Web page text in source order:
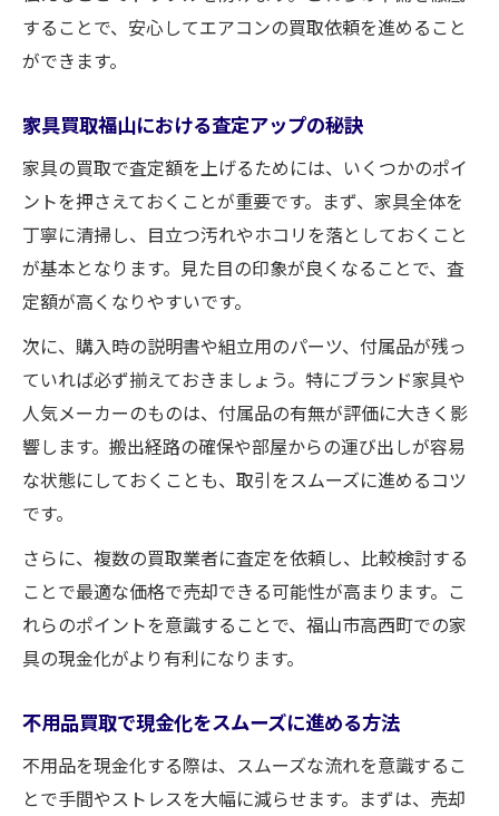
することで、安心してエアコンの買取依頼を進めること
ができます。
家具買取福山における査定アップの秘訣
家具の買取で査定額を上げるためには、いくつかのポイ
ントを押さえておくことが重要です。まず、家具全体を
丁寧に清掃し、目立つ汚れやホコリを落としておくこと
が基本となります。見た目の印象が良くなることで、査
定額が高くなりやすいです。
次に、購入時の説明書や組立用のパーツ、付属品が残っ
ていれば必ず揃えておきましょう。特にブランド家具や
人気メーカーのものは、付属品の有無が評価に大きく影
響します。搬出経路の確保や部屋からの運び出しが容易
な状態にしておくことも、取引をスムーズに進めるコツ
です。
さらに、複数の買取業者に査定を依頼し、比較検討する
ことで最適な価格で売却できる可能性が高まります。こ
れらのポイントを意識することで、福山市高西町での家
具の現金化がより有利になります。
不用品買取で現金化をスムーズに進める方法
不用品を現金化する際は、スムーズな流れを意識するこ
とで手間やストレスを大幅に減らせます。まずは、売却